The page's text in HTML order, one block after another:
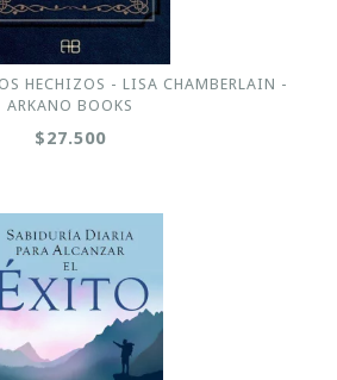
HECHIZOS - LISA CHAMBERLAIN -
ARKANO BOOKS
$27.500